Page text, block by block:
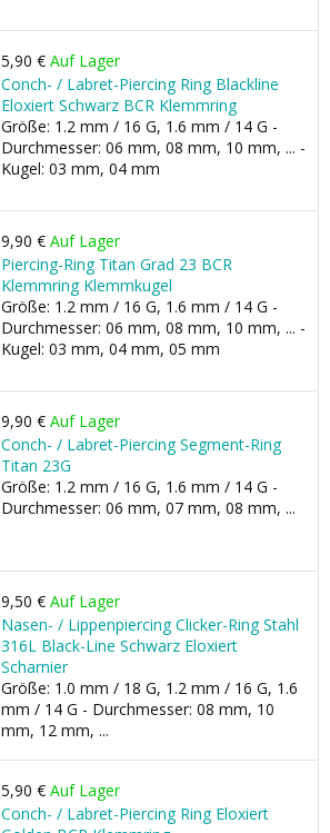
5,90 € Auf Lager
Conch- / Labret-Piercing Ring Blackline
Eloxiert Schwarz BCR Klemmring
Größe: 1.2 mm / 16 G, 1.6 mm / 14 G -
Durchmesser: 06 mm, 08 mm, 10 mm, ... -
Kugel: 03 mm, 04 mm
9,90 € Auf Lager
Piercing-Ring Titan Grad 23 BCR
Klemmring Klemmkugel
Größe: 1.2 mm / 16 G, 1.6 mm / 14 G -
Durchmesser: 06 mm, 08 mm, 10 mm, ... -
Kugel: 03 mm, 04 mm, 05 mm
9,90 € Auf Lager
Conch- / Labret-Piercing Segment-Ring
Titan 23G
Größe: 1.2 mm / 16 G, 1.6 mm / 14 G -
Durchmesser: 06 mm, 07 mm, 08 mm, ...
9,50 € Auf Lager
Nasen- / Lippenpiercing Clicker-Ring Stahl
316L Black-Line Schwarz Eloxiert
Scharnier
Größe: 1.0 mm / 18 G, 1.2 mm / 16 G, 1.6
mm / 14 G - Durchmesser: 08 mm, 10
mm, 12 mm, ...
5,90 € Auf Lager
Conch- / Labret-Piercing Ring Eloxiert